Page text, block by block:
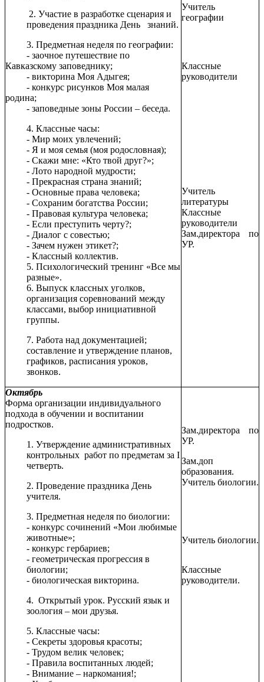
2. Участие в разработке сценария и
проведения праздника День знаний.
3. Предметная неделя по географии:
- заочное путешествие по
Кавказскому заповеднику;
- викторина Моя Адыгея;
- конкурс рисунков Моя малая
родина;
- заповедные зоны России – беседа.
4. Классные часы:
- Мир моих увлечений;
- Я и моя семья (моя родословная);
- Скажи мне: «Кто твой друг?»;
- Лото народной мудрости;
- Прекрасная страна знаний;
- Основные права человека;
- Сохраним богатства России;
- Правовая культура человека;
- Если преступить черту?;
- Диалог с совестью;
- Зачем нужен этикет?;
- Классный коллектив.
5. Психологический тренинг «Все мы
разные».
6. Выпуск классных уголков,
организация соревнований между
классами, выбор инициативной
группы.
7. Работа над документацией;
составление и утверждение планов,
графиков, расписания уроков,
звонков.
Учитель
географии
Классные
руководители
Учитель
литературы
Классные
руководители
Зам.директора по
УР.
Октябрь
Форма организации индивидуального
подхода в обучении и воспитании
подростков.
1. Утверждение административных
контрольных работ по предметам за I
четверть.
2. Проведение праздника День
учителя.
3. Предметная неделя по биологии:
- конкурс сочинений «Мои любимые
животные»;
- конкурс гербариев;
- геометрическая прогрессия в
биологии;
- биологическая викторина.
4. Открытый урок. Русский язык и
зоология – мои друзья.
5. Классные часы:
- Секреты здоровья красоты;
- Трудом велик человек;
- Правила воспитанных людей;
- Внимание – наркомания!;
Зам.директора по
УР.
Зам.доп
образования.
Учитель биологии.
Учитель биологии.
Классные
руководители.